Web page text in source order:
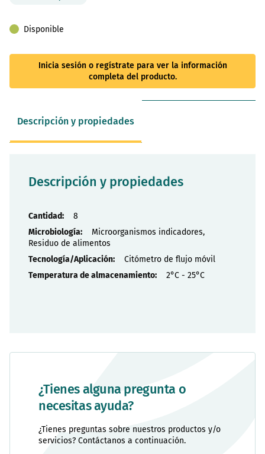
Disponible
Inicia sesión o regístrate para ver la información
completa del producto.
¿Tienes alguna pregunta o
necesitas ayuda?
¿Tienes preguntas sobre nuestros productos y/o
servicios? Contáctanos a continuación.
Descripción y propiedades
Descripción y propiedades
Propiedades8
Microorganismos indicadores,
Residuo de alimentos
Citómetro de flujo móvil
2°C - 25°C